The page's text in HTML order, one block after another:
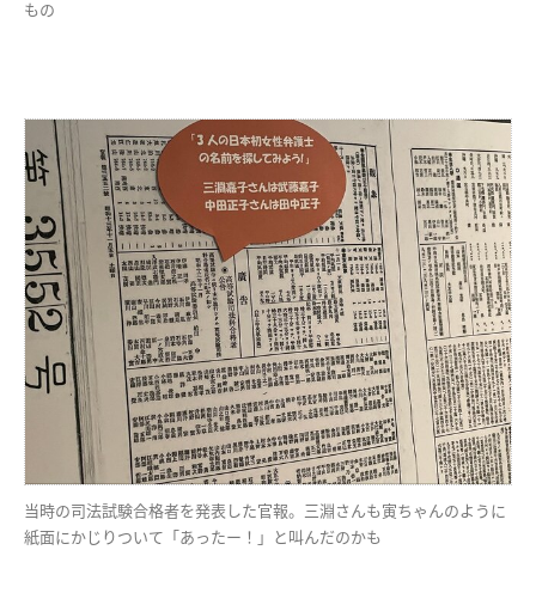
もの
当時の司法試験合格者を発表した官報。三淵さんも寅ちゃんのように
紙面にかじりついて「あったー！」と叫んだのかも